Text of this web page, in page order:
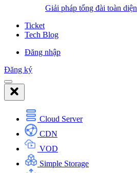
Giải pháp tổng đài toàn diện
Ticket
Tech Blog
Đăng nhập
Đăng ký
Cloud Server
CDN
VOD
Simple Storage